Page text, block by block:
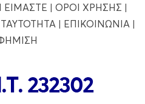
ΕΙΜΑΣΤΕ | ΟΡΟΙ ΧΡΗΣΗΣ |
ΤΑΥΤΟΤΗΤΑ | ΕΠΙΚΟΙΝΩΝΙΑ |